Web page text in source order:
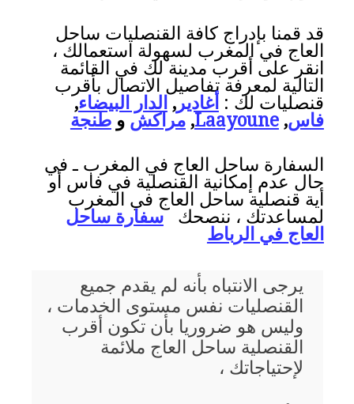
قد قمنا بإدراج كافة القنصليات ساحل
العاج في المغرب لسهولة استعمالك ،
انقر على أقرب مدينة لك في القائمة
التالية لمعرفة تفاصيل الاتصال بأقرب
قنصليات لك : أغادير, الدار البيضاء,
فاس,
Laayoune
,مراكش وطنجة
السفارة ساحل العاج في المغرب ـ في
حال عدم إمكانية القنصلية في فاس أو
أية قنصلية ساحل العاج في المغرب
لمساعدتك ، ننصحكسفارة ساحل
العاج في الرباط
يرجى الانتباه بأنه لم يقدم جميع
القنصليات نفس مستوى الخدمات ،
وليس هو ضروريا بأن تكون أقرب
القنصلية ساحل العاج ملائمة
لإحتياجاتك ،